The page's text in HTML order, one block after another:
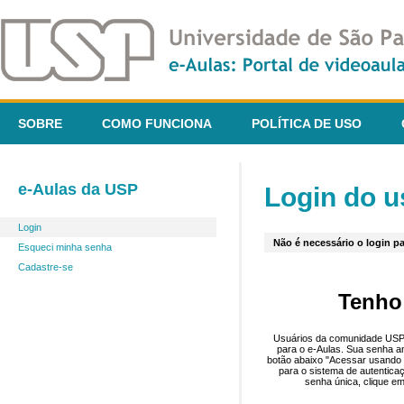
SOBRE COMO FUNCIONA POLÍTICA DE USO
e-Aulas da USP
Login
Esqueci minha senha
Cadastre-se
Login do
Não é necessário o login
Usuários da comunidade
para o e-Aulas. Sua senha
botão abaixo "Acessar
para o sistema de
senha única, clique